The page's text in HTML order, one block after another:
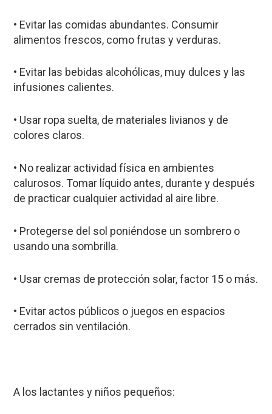
• Evitar las comidas abundantes. Consumir
alimentos frescos, como frutas y verduras.
• Evitar las bebidas alcohólicas, muy dulces y las
infusiones calientes.
• Usar ropa suelta, de materiales livianos y de
colores claros.
• No realizar actividad física en ambientes
calurosos. Tomar líquido antes, durante y después
de practicar cualquier actividad al aire libre.
• Protegerse del sol poniéndose un sombrero o
usando una sombrilla.
• Usar cremas de protección solar, factor 15 o más.
• Evitar actos públicos o juegos en espacios
cerrados sin ventilación.
A los lactantes y niños pequeños: